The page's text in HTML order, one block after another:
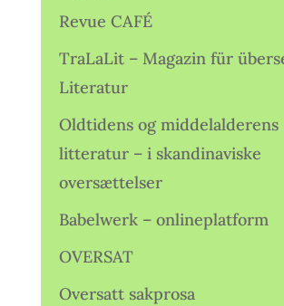
Revue CAFÉ
TraLaLit – Magazin für
Literatur
Oldtidens og middelalderens
litteratur – i skandinaviske
oversættelser
Babelwerk – onlineplatform
OVERSAT
Oversatt sakprosa